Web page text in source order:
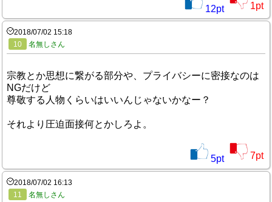
12pt 1pt
2018/07/02 15:18
10
名無しさん
宗教とか思想に繋がる部分や、プライバシーに密接なのは
NGだけど
尊敬する人物くらいはいいんじゃないかなー？
それより圧迫面接何とかしろよ。
5pt 7pt
2018/07/02 16:13
11
名無しさん